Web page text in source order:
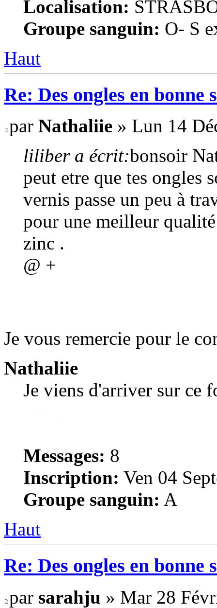
Localisation:
Groupe sanguin: O- S
Haut
Re: Des ongles en bonne
par Nathaliie » Lun 14
liliber a écrit:bonsoir
peut etre que tes ongles
vernis passe un peu à
pour une meilleur
zinc .
@ +
Je vous remercie pour le
Nathaliie
Je viens d'arriver sur ce
Messages: 8
Inscription: Ven 04
Groupe sanguin: A
Haut
Re: Des ongles en bonne
par sarahju » Mar 28